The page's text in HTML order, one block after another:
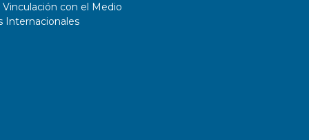
con el Medio
Internacionales